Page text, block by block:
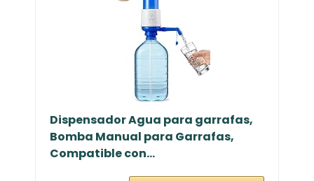
Dispensador Agua para garrafas,
Bomba Manual para Garrafas,
Compatible con...